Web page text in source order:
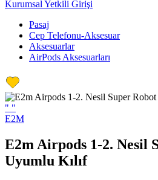
Kurumsal Yetkili Girişi
Pasaj
Cep Telefonu-Aksesuar
Aksesuarlar
AirPods Aksesuarları
" "
E2M
E2m Airpods 1-2. Nesil
Uyumlu Kılıf